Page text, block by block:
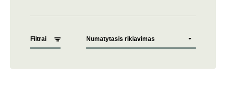
Filtrai